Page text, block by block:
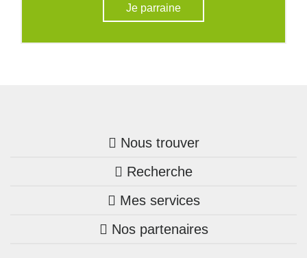
Je parraine
Nous trouver
Trouver une agence
Bretagne
Pays de la Loire
Recherche
Nos annonces
Maison + terrain
Mes services
Mon compte Trecobois
Nos partenaires